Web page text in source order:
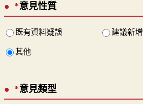
*意見性質
既有資料疑誤 建議新增
其他
*意見類型